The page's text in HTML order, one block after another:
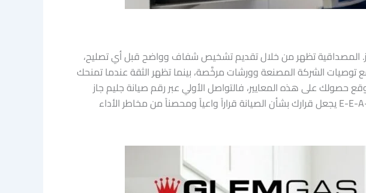
المصداقية تظهر من خلال تقديم تشخيص شفاف وواضح قبل أي تصليح،
الشركة المصنعة وورشات مرخَّصة، بينما تظهر الثقة عندما تمنحك
أو على الخدمة نفسها. عند التواصل مع الخط الساخن جليم 16062 يمكنك توقع حصولك على هذه المعايير، فالتواصل الأولي عبر رقم صيانة جليم جاز
16062 يمنحك تقييمًا أوليًا ويحدد مدى ضرورية تدخل فني في منزلك بقنا. هذا المزيج من عوامل E-E-A-T يجعل قرارك بشأن الصيانة قراراً واعياً ومحصناً من مخاطر الأداء